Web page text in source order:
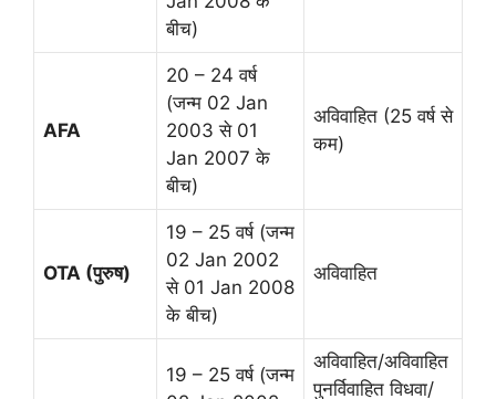
बीच)
AFA
20 – 24 वर्ष
(जन्म 02 Jan
2003 से 01
Jan 2007 के
बीच)
अविवाहित (25 वर्ष से
कम)
OTA (पुरुष)
19 – 25 वर्ष (जन्म
02 Jan 2002
से 01 Jan 2008
के बीच)
अविवाहित
19 – 25 वर्ष (जन्म
अविवाहित/अविवाहित
पुनर्विवाहित विधवा/